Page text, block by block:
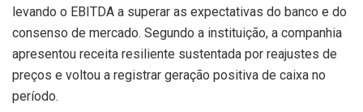
levando o EBITDA a superar as expectativas do banco e do
consenso de mercado. Segundo a instituição, a companhia
apresentou receita resiliente sustentada por reajustes de
preços e voltou a registrar geração positiva de caixa no
período.